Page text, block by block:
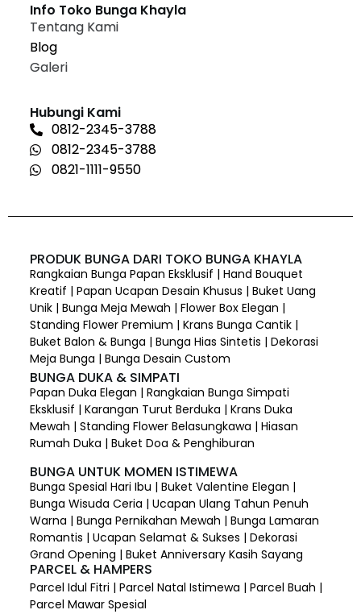
Info Toko Bunga Khayla
Tentang Kami
Blog
Galeri
Hubungi Kami
0812-2345-3788
0812-2345-3788
0821-1111-9550
PRODUK BUNGA DARI TOKO BUNGA KHAYLA
Rangkaian Bunga Papan Eksklusif | Hand Bouquet
Kreatif | Papan Ucapan Desain Khusus | Buket Uang
Unik | Bunga Meja Mewah | Flower Box Elegan |
Standing Flower Premium | Krans Bunga Cantik |
Buket Balon & Bunga | Bunga Hias Sintetis | Dekorasi
Meja Bunga | Bunga Desain Custom
BUNGA DUKA & SIMPATI
Papan Duka Elegan | Rangkaian Bunga Simpati
Eksklusif | Karangan Turut Berduka | Krans Duka
Mewah | Standing Flower Belasungkawa | Hiasan
Rumah Duka | Buket Doa & Penghiburan
BUNGA UNTUK MOMEN ISTIMEWA
Bunga Spesial Hari Ibu | Buket Valentine Elegan |
Bunga Wisuda Ceria | Ucapan Ulang Tahun Penuh
Warna | Bunga Pernikahan Mewah | Bunga Lamaran
Romantis | Ucapan Selamat & Sukses | Dekorasi
Grand Opening | Buket Anniversary Kasih Sayang
PARCEL & HAMPERS
Parcel Idul Fitri | Parcel Natal Istimewa | Parcel Buah |
Parcel Mawar Spesial